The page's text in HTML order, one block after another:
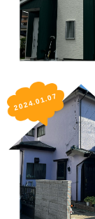
2024.01.07